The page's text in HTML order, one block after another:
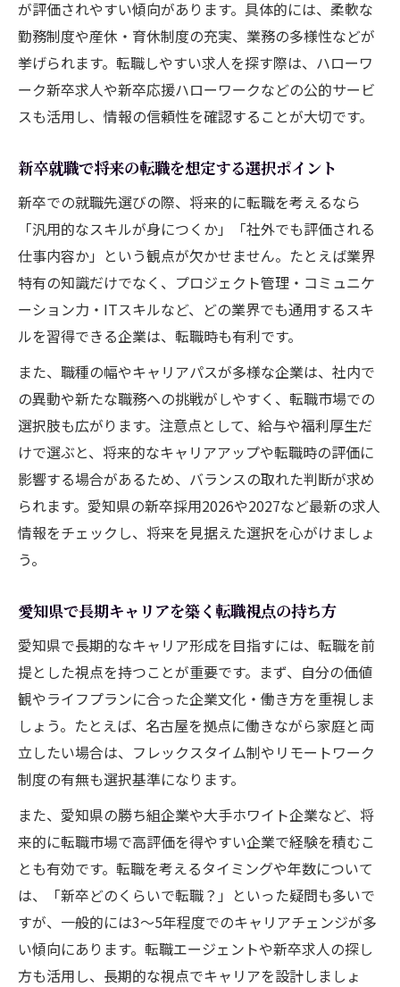
が評価されやすい傾向があります。具体的には、柔軟な
勤務制度や産休・育休制度の充実、業務の多様性などが
挙げられます。転職しやすい求人を探す際は、ハローワ
ーク新卒求人や新卒応援ハローワークなどの公的サービ
スも活用し、情報の信頼性を確認することが大切です。
新卒就職で将来の転職を想定する選択ポイント
新卒での就職先選びの際、将来的に転職を考えるなら
「汎用的なスキルが身につくか」「社外でも評価される
仕事内容か」という観点が欠かせません。たとえば業界
特有の知識だけでなく、プロジェクト管理・コミュニケ
ーション力・ITスキルなど、どの業界でも通用するスキ
ルを習得できる企業は、転職時も有利です。
また、職種の幅やキャリアパスが多様な企業は、社内で
の異動や新たな職務への挑戦がしやすく、転職市場での
選択肢も広がります。注意点として、給与や福利厚生だ
けで選ぶと、将来的なキャリアアップや転職時の評価に
影響する場合があるため、バランスの取れた判断が求め
られます。愛知県の新卒採用2026や2027など最新の求人
情報をチェックし、将来を見据えた選択を心がけましょ
う。
愛知県で長期キャリアを築く転職視点の持ち方
愛知県で長期的なキャリア形成を目指すには、転職を前
提とした視点を持つことが重要です。まず、自分の価値
観やライフプランに合った企業文化・働き方を重視しま
しょう。たとえば、名古屋を拠点に働きながら家庭と両
立したい場合は、フレックスタイム制やリモートワーク
制度の有無も選択基準になります。
また、愛知県の勝ち組企業や大手ホワイト企業など、将
来的に転職市場で高評価を得やすい企業で経験を積むこ
とも有効です。転職を考えるタイミングや年数について
は、「新卒どのくらいで転職？」といった疑問も多いで
すが、一般的には3～5年程度でのキャリアチェンジが多
い傾向にあります。転職エージェントや新卒求人の探し
方も活用し、長期的な視点でキャリアを設計しましょ